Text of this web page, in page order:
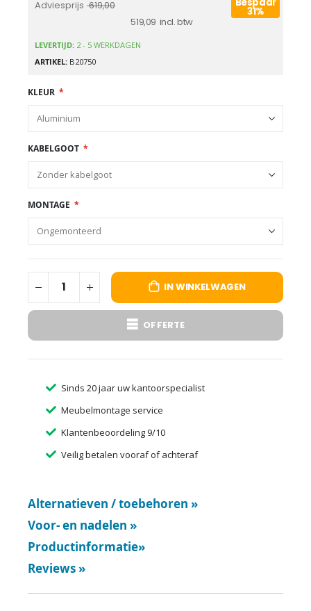
Adviesprijs 619,00
519,09
31%
LEVERTIJD: 2 - 5 WERKDAGEN
ARTIKEL B20750
KLEUR
KABELGOOT
MONTAGE
IN WINKELWAGEN
OFFERTE
Sinds 20 jaar uw kantoorspecialist
Meubelmontage service
Klantenbeoordeling 9/10
Veilig betalen vooraf of achteraf
Alternatieven / toebehoren »
Voor- en nadelen »
Productinformatie»
Reviews »